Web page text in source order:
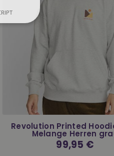
Revolution Printed
Melange Herren
Normaler
Preis
99,95 €